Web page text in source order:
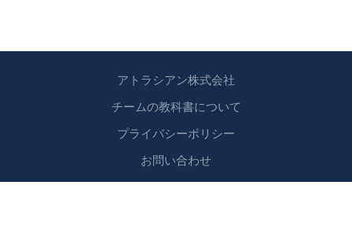
アトラシアン株式会社
チームの教科書について
プライバシーポリシー
お問い合わせ